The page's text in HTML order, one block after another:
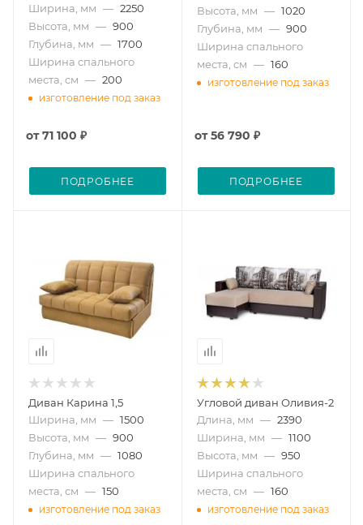
Ширина, мм — 2250
Высота, мм — 900
Глубина, мм — 1700
Ширина спального
места, см — 200
изготовление под заказ
от71 100 ₽
ПОДРОБНЕЕ
Высота, мм — 1020
Глубина, мм — 900
Ширина спального
места, см — 160
изготовление под заказ
от56 790 ₽
ПОДРОБНЕЕ
Диван Карина 1,5
Ширина, мм — 1500
Высота, мм — 900
Глубина, мм — 1080
Ширина спального
места, см — 150
изготовление под заказ
Угловой диван Оливия-2
Длина, мм — 2390
Ширина, мм — 1100
Высота, мм — 950
Ширина спального
места, см — 160
изготовление под заказ